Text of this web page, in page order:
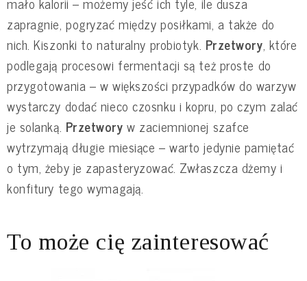
zapragnie, pogryzać między posiłkami, a także do
nich. Kiszonki to naturalny probiotyk. Przetwory, które
podlegają procesowi fermentacji są też proste do
przygotowania – w większości przypadków do warzyw
wystarczy dodać nieco czosnku i kopru, po czym zalać
je solanką. Przetwory w zaciemnionej szafce
wytrzymają długie miesiące – warto jedynie pamiętać
o tym, żeby je zapasteryzować. Zwłaszcza dżemy i
konfitury tego wymagają.
To może cię zainteresować